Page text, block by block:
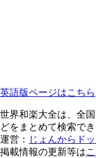
英語版ページはこちら
世界和楽大全は、全
どをまとめて検索で
運営： じょんからド
掲載情報の更新等は